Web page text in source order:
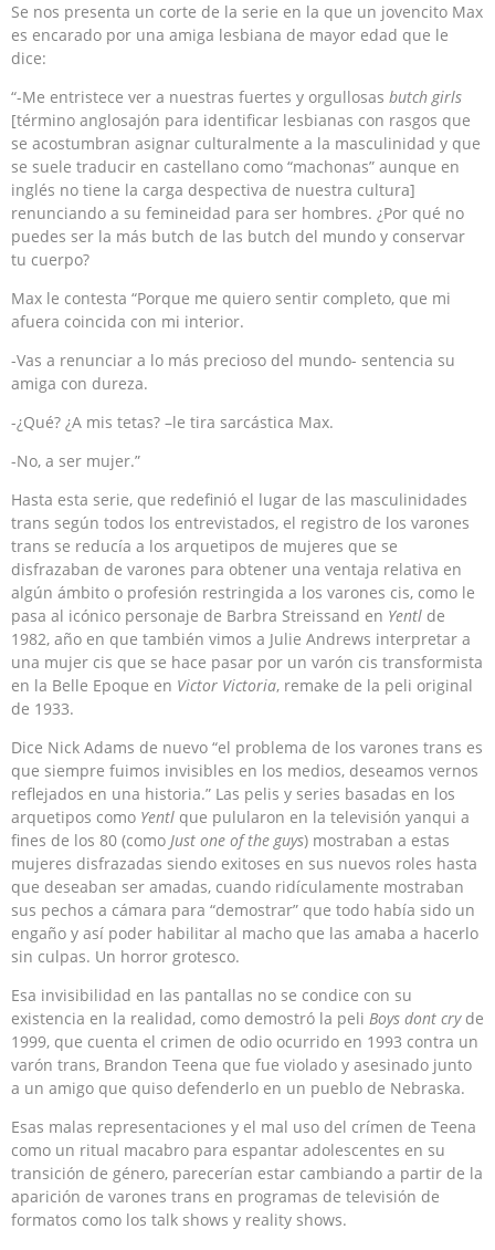
Se nos presenta un corte de la serie en la que un jovencito Max
es encarado por una amiga lesbiana de mayor edad que le
dice:
“-Me entristece ver a nuestras fuertes y orgullosas butch girls
[término anglosajón para identificar lesbianas con rasgos que
se acostumbran asignar culturalmente a la masculinidad y que
se suele traducir en castellano como “machonas” aunque en
inglés no tiene la carga despectiva de nuestra cultura]
renunciando a su femineidad para ser hombres. ¿Por qué no
puedes ser la más butch de las butch del mundo y conservar
tu cuerpo?
Max le contesta “Porque me quiero sentir completo, que mi
afuera coincida con mi interior.
-Vas a renunciar a lo más precioso del mundo- sentencia su
amiga con dureza.
-¿Qué? ¿A mis tetas? –le tira sarcástica Max.
-No, a ser mujer.”
Hasta esta serie, que redefinió el lugar de las masculinidades
trans según todos los entrevistados, el registro de los varones
trans se reducía a los arquetipos de mujeres que se
disfrazaban de varones para obtener una ventaja relativa en
algún ámbito o profesión restringida a los varones cis, como le
pasa al icónico personaje de Barbra Streissand en Yentl de
1982, año en que también vimos a Julie Andrews interpretar a
una mujer cis que se hace pasar por un varón cis transformista
en la Belle Epoque en Victor Victoria, remake de la peli original
de 1933.
Dice Nick Adams de nuevo “el problema de los varones trans es
que siempre fuimos invisibles en los medios, deseamos vernos
reflejados en una historia.” Las pelis y series basadas en los
arquetipos como Yentl que pulularon en la televisión yanqui a
fines de los 80 (como Just one of the guys) mostraban a estas
mujeres disfrazadas siendo exitoses en sus nuevos roles hasta
que deseaban ser amadas, cuando ridículamente mostraban
sus pechos a cámara para “demostrar” que todo había sido un
engaño y así poder habilitar al macho que las amaba a hacerlo
sin culpas. Un horror grotesco.
Esa invisibilidad en las pantallas no se condice con su
existencia en la realidad, como demostró la peli Boys dont cry de
1999, que cuenta el crimen de odio ocurrido en 1993 contra un
varón trans, Brandon Teena que fue violado y asesinado junto
a un amigo que quiso defenderlo en un pueblo de Nebraska.
Esas malas representaciones y el mal uso del crímen de Teena
como un ritual macabro para espantar adolescentes en su
transición de género, parecerían estar cambiando a partir de la
aparición de varones trans en programas de televisión de
formatos como los talk shows y reality shows.